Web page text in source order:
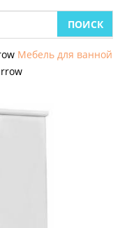
Мебель для ванной